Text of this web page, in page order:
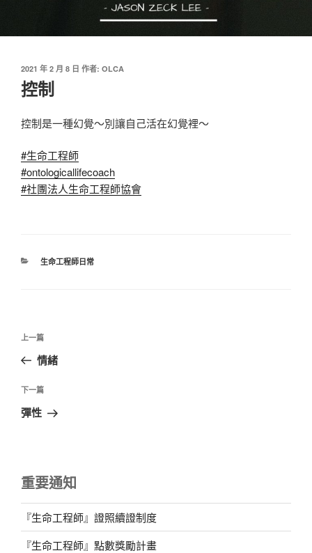
發
佈
於
2021 年 2 月 8 日 作者: OLCA
控制
控制是一種幻覺～別讓自己活在幻覺裡～
#生命工程師
#ontologicallifecoach
#社團法人生命工程師協會
分
生命工程師日常
文
導
覽
上
一
文
章
上一篇
情緒
下
一
下一篇
彈性
重要通知
『生命工程師』證照續證制度
『生命工程師』點數獎勵計畫